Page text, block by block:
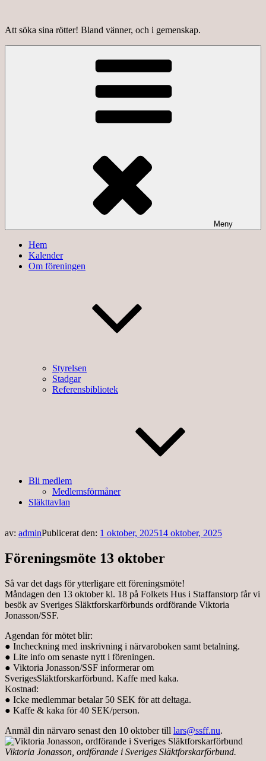
innehåll
Att söka sina rötter! Bland vänner, och i gemenskap.
Meny
Hem
Kalender
Om föreningen
Styrelsen
Stadgar
Referensbibliotek
Bli medlem
Medlemsförmåner
Släkttavlan
av: adminPublicerat den: 1 oktober, 202514 oktober, 2025
Föreningsmöte 13 oktober
Så var det dags för ytterligare ett föreningsmöte!
Måndagen den 13 oktober kl. 18 på Folkets Hus i Staffanstorp får vi
besök av Sveriges Släktforskarförbunds ordförande Viktoria
Jonasson/SSF.
Agendan för mötet blir:
● Incheckning med inskrivning i närvaroboken samt betalning.
● Lite info om senaste nytt i föreningen.
● Viktoria Jonasson/SSF informerar om
SverigesSläktforskarförbund. Kaffe med kaka.
Kostnad:
● Icke medlemmar betalar 50 SEK för att deltaga.
● Kaffe & kaka för 40 SEK/person.
Anmäl din närvaro senast den 10 oktober till lars@ssff.nu.
Viktoria Jonasson, ordförande i Sveriges Släktforskarförbund.